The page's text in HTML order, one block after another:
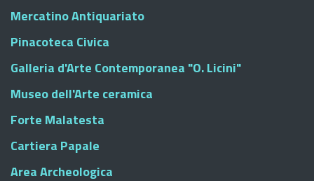
Mercatino Antiquariato
Pinacoteca Civica
Galleria d'Arte Contemporanea "O. Licini"
Museo dell'Arte ceramica
Forte Malatesta
Cartiera Papale
Area Archeologica